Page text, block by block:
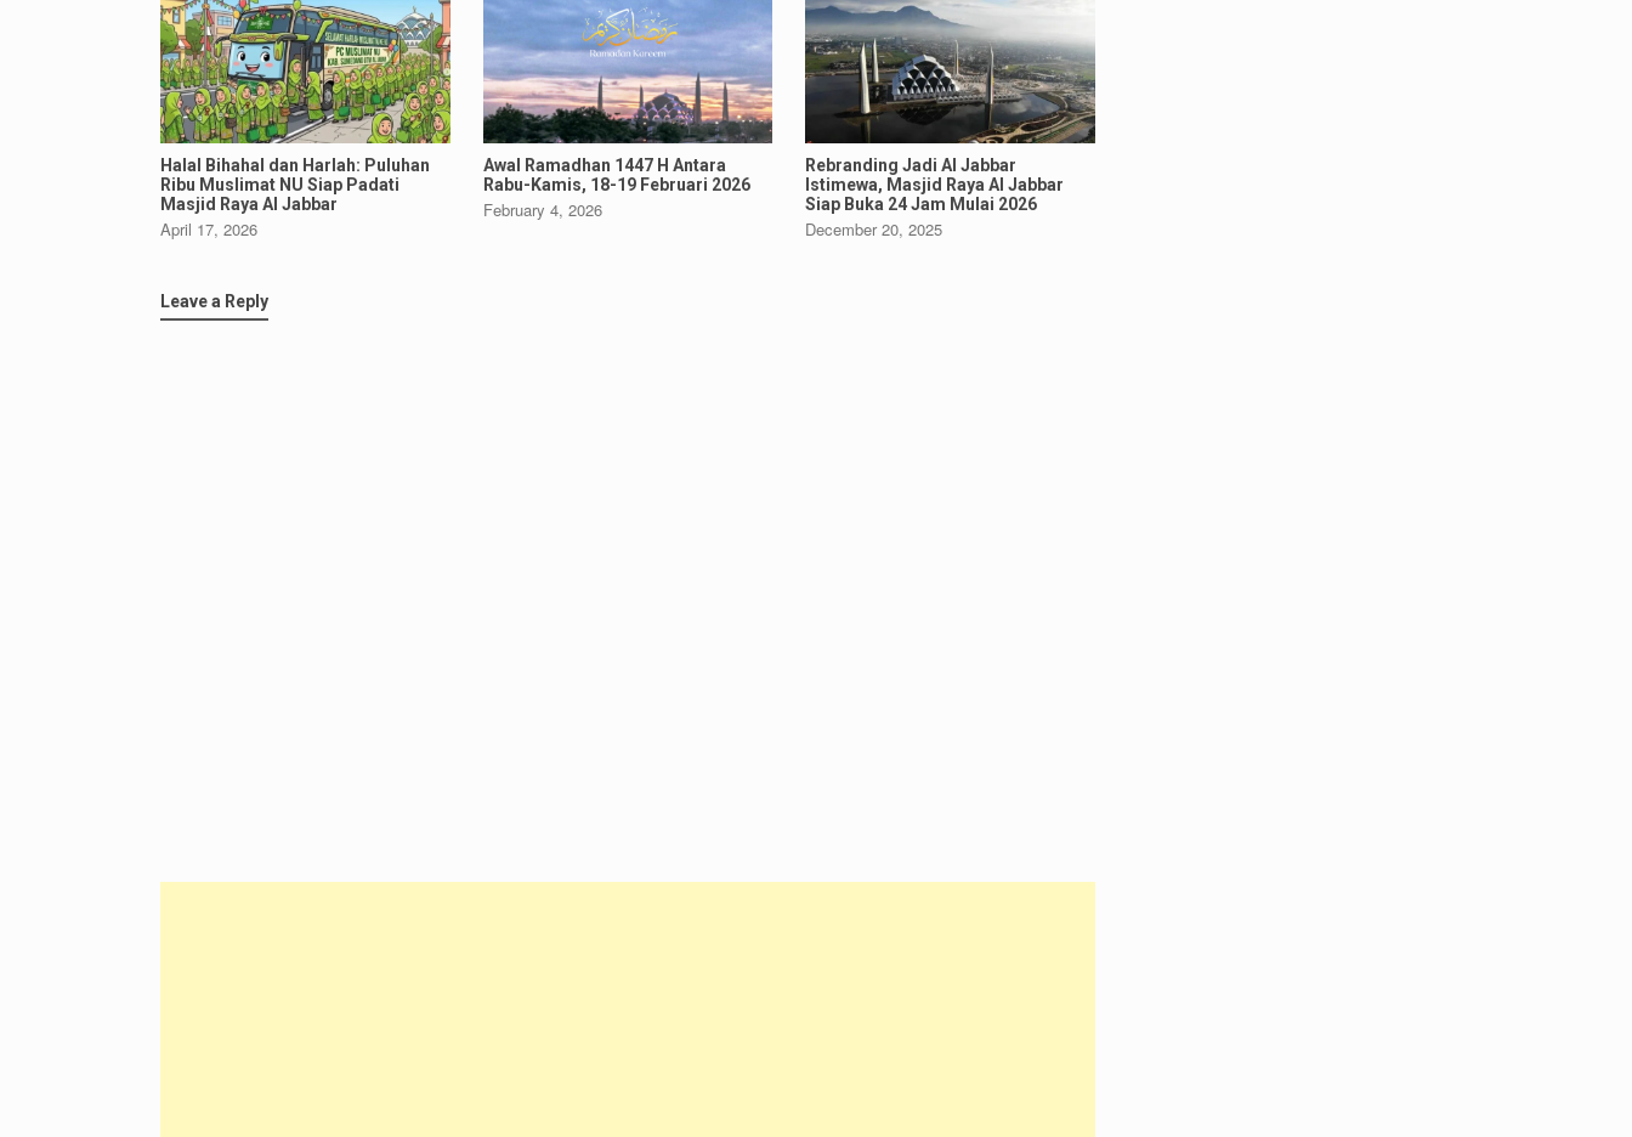
Halal Bihahal dan Harlah: Puluhan
Ribu Muslimat NU Siap Padati
Masjid Raya Al Jabbar
April 17, 2026
Awal Ramadhan 1447 H Antara
Rabu-Kamis, 18-19 Februari 2026
February 4, 2026
Rebranding Jadi Al Jabbar
Istimewa, Masjid Raya Al Jabbar
Siap Buka 24 Jam Mulai 2026
December 20, 2025
Leave a Reply